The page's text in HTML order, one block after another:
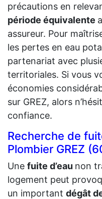
précautions en
période équivalente
assureur. Pour
les pertes en eau
partenariat avec
territoriales. Si vous
économies
sur GREZ, alors
confiance.
Recherche de
Plombier GREZ
Une fuite d’eau non
logement peut
un important dégât